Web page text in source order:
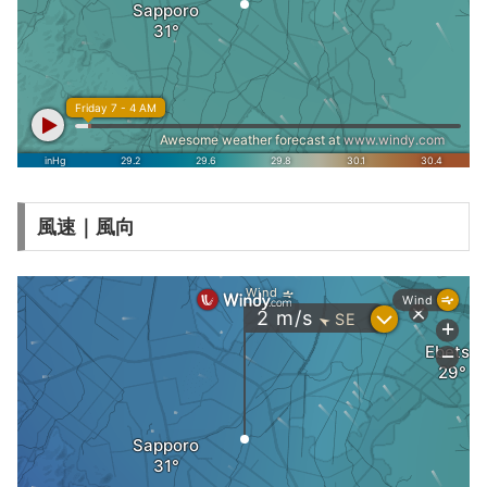
風速｜風向